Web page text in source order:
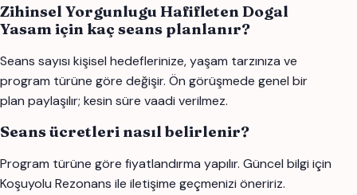
Zihinsel Yorgunlugu Hafifleten Dogal
Yasam için kaç seans planlanır?
Seans sayısı kişisel hedeflerinize, yaşam tarzınıza ve
program türüne göre değişir. Ön görüşmede genel bir
plan paylaşılır; kesin süre vaadi verilmez.
Seans ücretleri nasıl belirlenir?
Program türüne göre fiyatlandırma yapılır. Güncel bilgi için
Koşuyolu Rezonans ile iletişime geçmenizi öneririz.